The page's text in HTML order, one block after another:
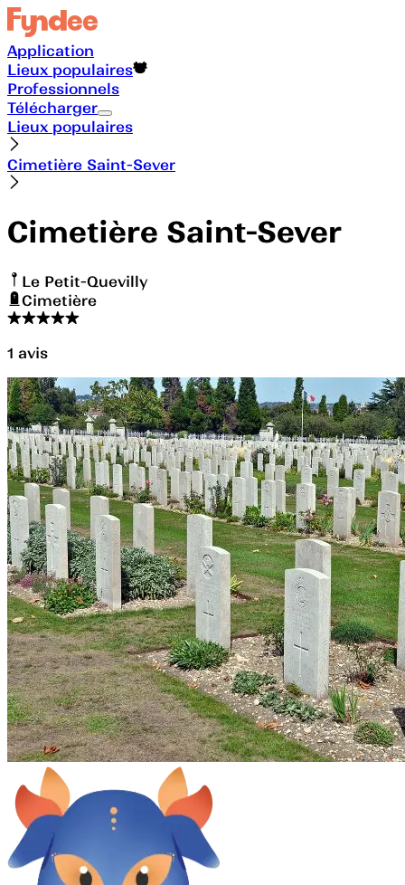
Application
Lieux populaires
Professionnels
Télécharger
Lieux populaires
Cimetière Saint-Sever
Cimetière Saint-Sever
Le Petit-Quevilly
Cimetière
1 avis